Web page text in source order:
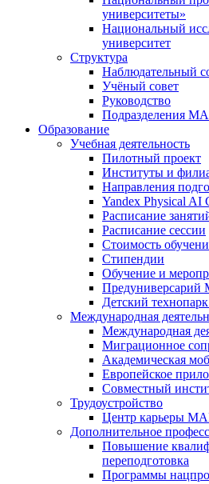
университеты»
Национальный
университет
Структура
Наблюдательный
Учёный совет
Руководство
Подразделения
Образование
Учебная деятельность
Пилотный проект
Институты и
Направления
Yandex Physical AI
Расписание
Расписание сессии
Стоимость
Стипендии
Обучение и
Детский
Международная
Международная
Миграционное
Академическая
Европейское
Совместный
Трудоустройство
Центр карьеры
Дополнительное
Повышение
переподготовка
Программы